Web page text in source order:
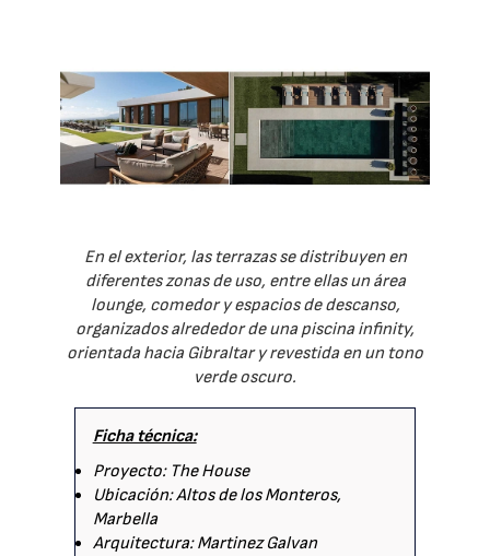
En el exterior, las terrazas se distribuyen en
diferentes zonas de uso, entre ellas un área
lounge, comedor y espacios de descanso,
organizados alrededor de una piscina infinity,
orientada hacia Gibraltar y revestida en un tono
verde oscuro.
Ficha técnica:
Proyecto: The House
Ubicación: Altos de los Monteros,
Marbella
Arquitectura: Martinez Galvan